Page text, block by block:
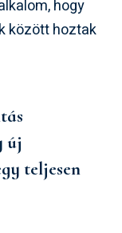
hogy
között hoztak
új
teljesen